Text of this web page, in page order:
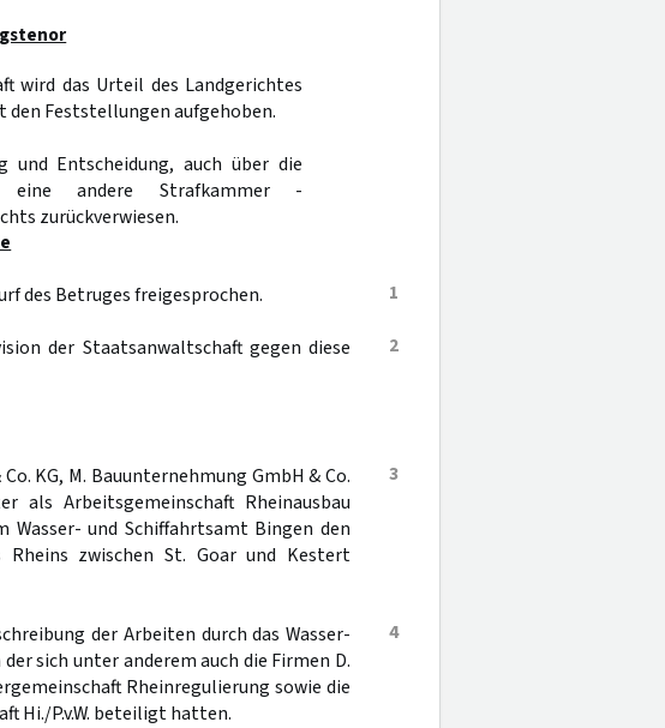
wird das Urteil des Landgerichtes
den Feststellungen aufgehoben.
und Entscheidung, auch über die
andere Strafkammer -
zurückverwiesen.
1
des Betruges freigesprochen.
2
der Staatsanwaltschaft gegen diese
3
KG, M. Bauunternehmung GmbH & Co.
als Arbeitsgemeinschaft Rheinausbau
Wasser- und Schiffahrtsamt Bingen den
Rheins zwischen St. Goar und Kestert
4
der Arbeiten durch das Wasser-
sich unter anderem auch die Firmen D.
Rheinregulierung sowie die
Hi./P.v.W. beteiligt hatten.